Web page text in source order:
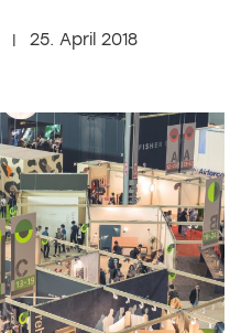
25. April 2018